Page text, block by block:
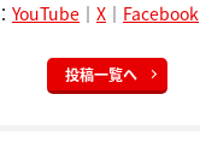
YouTube ｜ X ｜ Facebook
投稿一覧へ